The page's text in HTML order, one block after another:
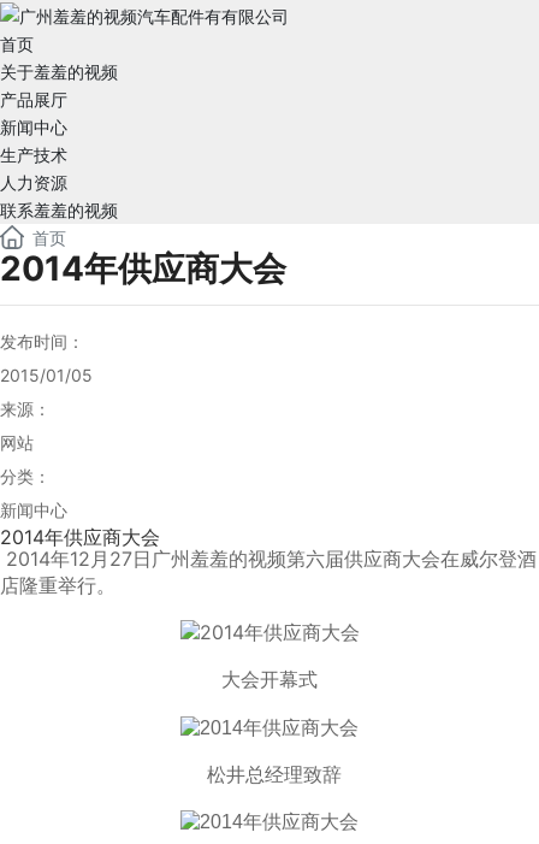
首页
关于羞羞的视频
产品展厅
新闻中心
生产技术
人力资源
联系羞羞的视频
首页
2014年供应商大会
发布时间：
2015/01/05
来源：
网站
分类：
新闻中心
2014年供应商大会
2014年12月27日广州羞羞的视频第六届供应商大会在威尔登酒
店隆重举行。
大会开幕式
松井总经理致辞